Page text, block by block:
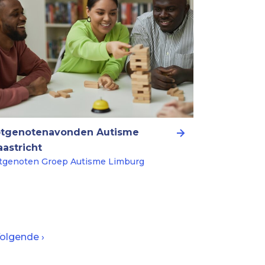
Autisme
Groep Autisme Limburg
›